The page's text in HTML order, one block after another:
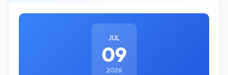
JUL
09
2026